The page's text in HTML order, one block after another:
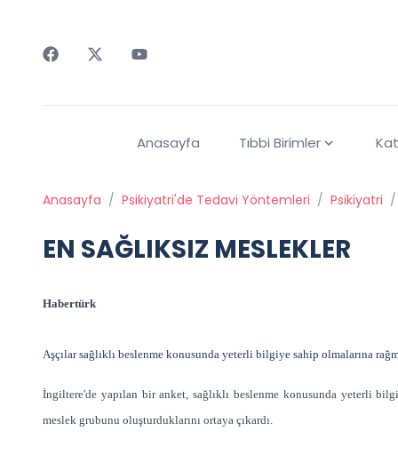
Anasayfa Tıbbi Birimler
Anasayfa / Psikiyatri'de Tedavi Yöntemleri / Psikiyatri /
EN SAĞLIKSIZ MESLEKLER
Habertürk
Aşçılar sağlıklı beslenme konusunda yeterli bilgiye sahip olmalarına
İngiltere'de yapılan bir anket, sağlıklı beslenme konusunda yeterli
meslek grubunu oluşturduklarını ortaya çıkardı.